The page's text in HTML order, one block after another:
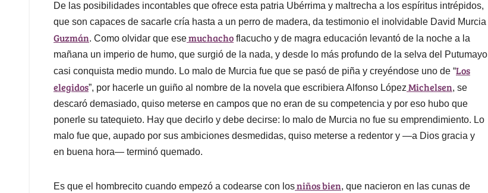
De las posibilidades incontables que ofrece esta patria Ubérrima y maltrecha a los espíritus intrépidos,
que son capaces de sacarle cría hasta a un perro de madera, da testimonio el inolvidable David Murcia
Guzmán. Como olvidar que esemuchacho flacucho y de magra educación levantó de la noche a la
mañana un imperio de humo, que surgió de la nada, y desde lo más profundo de la selva del Putumayo
casi conquista medio mundo. Lo malo de Murcia fue que se pasó de piña y creyéndose uno de “Los
elegidos”, por hacerle un guiño al nombre de la novela que escribiera Alfonso López Michelsen, se
descaró demasiado, quiso meterse en campos que no eran de su competencia y por eso hubo que
ponerle su tatequieto. Hay que decirlo y debe decirse: lo malo de Murcia no fue su emprendimiento. Lo
malo fue que, aupado por sus ambiciones desmedidas, quiso meterse a redentor y —a Dios gracia y
en buena hora― terminó quemado.
Es que el hombrecito cuando empezó a codearse con losniños bien, que nacieron en las cunas de